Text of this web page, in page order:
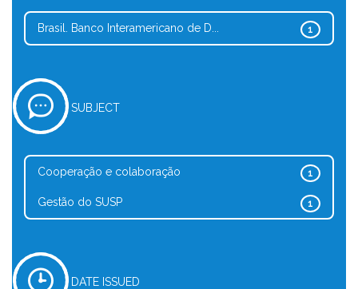
1
Brasil. Banco Interamericano de D...
SUBJECT
1
Cooperação e colaboração
1
Gestão do SUSP
DATE ISSUED